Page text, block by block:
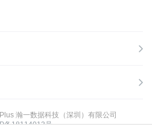
瀚一数据科技（深圳）有限公司
备18114013号